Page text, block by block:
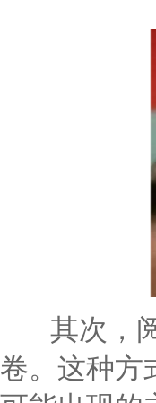
其次，阅
卷。这种方